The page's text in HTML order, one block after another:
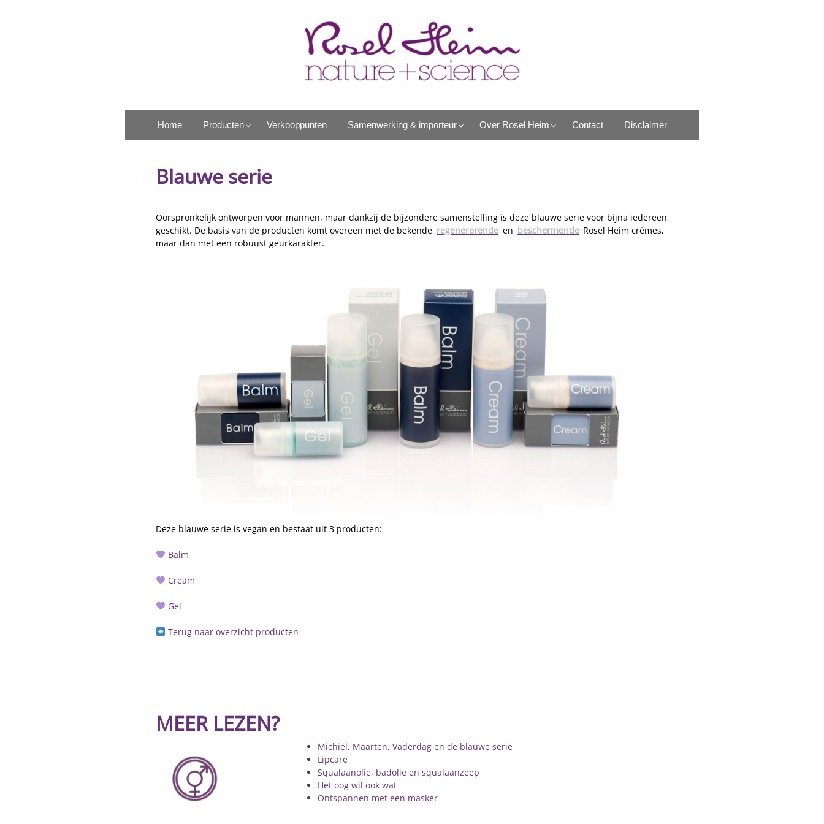
Rosel Heim Benelux
Home Producten Verkooppunten Samenwerking & importeur Over Rosel Heim Contact Disclaimer
Blauwe serie
Oorspronkelijk ontworpen voor mannen, maar dankzij de bijzondere samenstelling is deze blauwe serie voor bijna iedereen
geschikt. De basis van de producten komt overeen met de bekende regenererende en beschermende Rosel Heim crèmes,
maar dan met een robuust geurkarakter.
Deze blauwe serie is vegan en bestaat uit 3 producten:
Balm
Cream
Gel
Terug naar overzicht producten
MEER LEZEN?
Michiel, Maarten, Vaderdag en de blauwe serie
Lipcare
Squalaanolie, badolie en squalaanzeep
Het oog wil ook wat
Ontspannen met een masker